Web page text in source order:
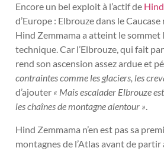
Encore un bel exploit à l’actif de
d’Europe : Elbrouze dans le
Hind Zemmama a atteint le
technique. Car l’Elbrouze, qui fait
rend son ascension assez ardue et
contraintes comme les glaciers, les
d’ajouter « Mais escalader Elbrouze
les chaînes de montagne alentour ».
Hind Zemmama n’en est pas sa
montagnes de l’Atlas avant de